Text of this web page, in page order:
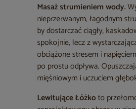
Masaż strumieniem wody.
nieprzerwanym, łagodnym
by dostarczać ciągły,
spokojnie, lecz z
obciążone stresem i
po prostu odpływa.
mięśniowym i uczuciem
Lewitujące Łóżkoto